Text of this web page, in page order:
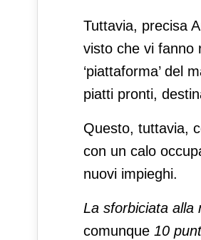
Tuttavia, precisa
visto che vi fanno
‘piattaforma’ del
piatti pronti,
Questo, tuttavia,
con un calo
nuovi impieghi.
La sforbiciata alla
comunque 10